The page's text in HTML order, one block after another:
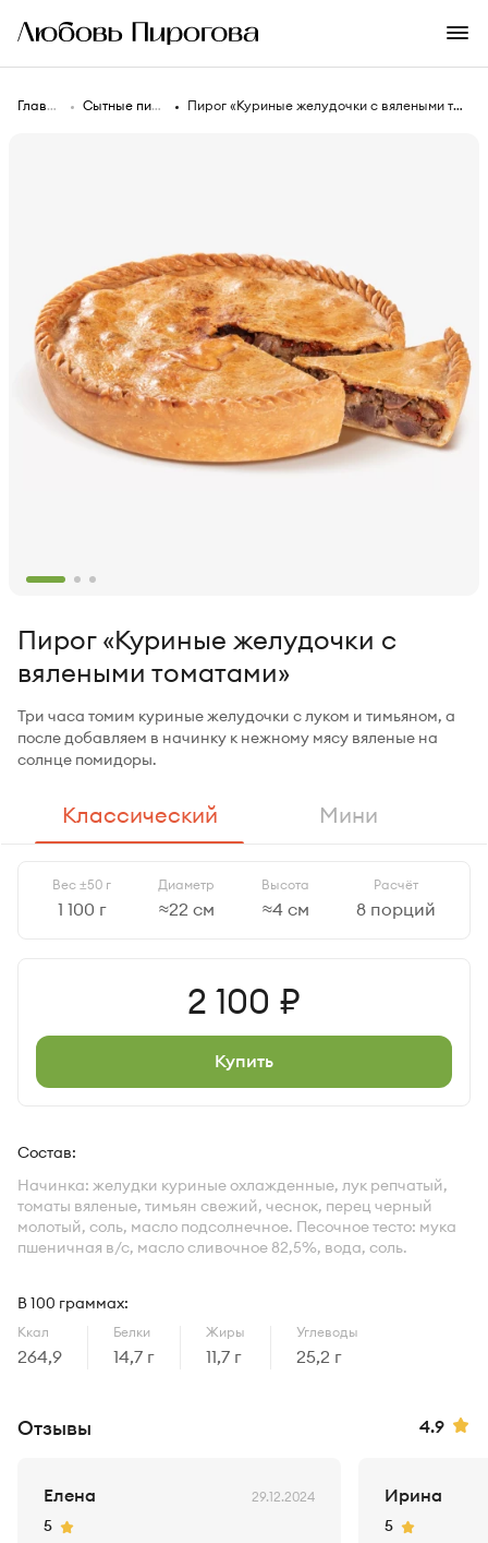
Главная Сытные пироги Пирог «Куриные желудочки с вялеными томатами»
Пирог «Куриные желудочки с
вялеными томатами»
Три часа томим куриные желудочки с луком и тимьяном, а
после добавляем в начинку к нежному мясу вяленые на
солнце помидоры.
Классический Мини
Вес ±50 г
1 100 г
Диаметр
≈22 см
Высота
≈4 см
Расчёт
8 порций
2 100
Купить
Характеристики
Состав:
Начинка: желудки куриные охлажденные, лук репчатый,
томаты вяленые, тимьян свежий, чеснок, перец черный
молотый, соль, масло подсолнечное. Песочное тесто: мука
пшеничная в/с, масло сливочное 82,5%, вода, соль.
В 100 граммах:
Ккал
264,9
Белки
14,7 г
Жиры
11,7 г
Углеводы
25,2 г
Отзывы 4.9
Елена 29.12.2024
5Рейтинг
Ирина
5Рейтинг